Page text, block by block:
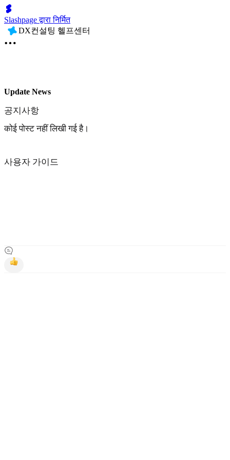
Slashpage द्वारा निर्मित
DX컨설팅 헬프센터
Update News
공지사항
कोई पोस्ट नहीं लिखी गई है।
사용자 가이드